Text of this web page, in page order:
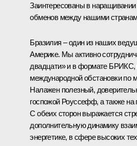
Заинтересованы в наращивании
обменов между нашими
Бразилия – один из наших
Америке. Мы активно
двадцати»и в формате БРИКС
международной обстановки по
Налажен полезный,
госпожой Роуссефф, а также на
С обеих сторон выражается
дополнительную динамику
энергетике, в сфере высоких